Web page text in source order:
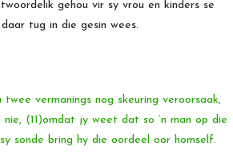
gehou vir sy vrou en kinders se
tug in die gesin wees.
vermanings nog skeuring veroorsaak,
(11)omdat jy weet dat so ’n man op die
sonde bring hy die oordeel oor homself.